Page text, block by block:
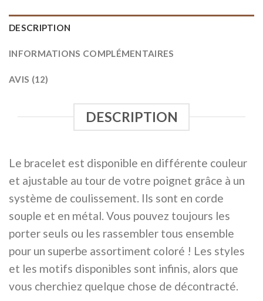
DESCRIPTION
INFORMATIONS COMPLÉMENTAIRES
AVIS (12)
DESCRIPTION
Le bracelet est disponible en différente couleur
et ajustable au tour de votre poignet grâce à un
système de coulissement. Ils sont en corde
souple et en métal. Vous pouvez toujours les
porter seuls ou les rassembler tous ensemble
pour un superbe assortiment coloré ! Les styles
et les motifs disponibles sont infinis, alors que
vous cherchiez quelque chose de décontracté.